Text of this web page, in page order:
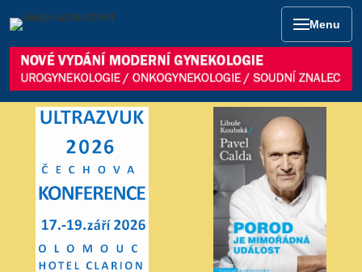
Menu